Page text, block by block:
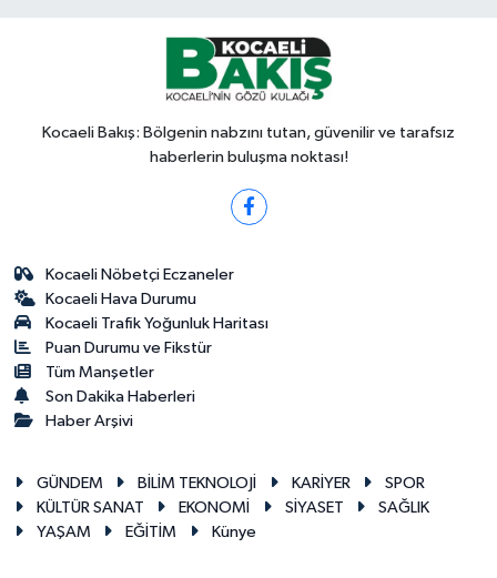
Kocaeli Bakış: Bölgenin nabzını tutan, güvenilir ve tarafsız
haberlerin buluşma noktası!
Kocaeli Nöbetçi Eczaneler
Kocaeli Hava Durumu
Kocaeli Trafik Yoğunluk Haritası
Puan Durumu ve Fikstür
Tüm Manşetler
Son Dakika Haberleri
Haber Arşivi
GÜNDEM BİLİM TEKNOLOJİ KARİYER
SPOR
KÜLTÜR SANAT
EKONOMİ SİYASET
SAĞLIK
YAŞAM
EĞİTİM Künye